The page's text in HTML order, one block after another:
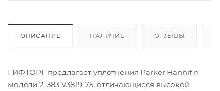
ОПИСАНИЕ НАЛИЧИЕ ОТЗЫВЫ
ГИФТОРГ предлагает уплотнения Parker Hannifin
модели 2-383 V3819-75, отличающиеся высокой